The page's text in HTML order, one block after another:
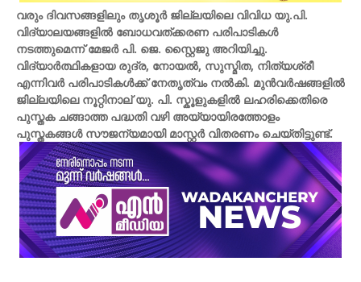
വരും ദിവസങ്ങളിലും തൃശൂർ ജില്ലയിലെ വിവിധ യു.പി.
വിദ്യാലയങ്ങളിൽ ബോധവത്ക്കരണ പരിപാടികൾ
നടത്തുമെന്ന് മേജർ പി. ജെ. സ്റ്റൈജു അറിയിച്ചു.
വിദ്യാർത്ഥികളായ രുദ്ര, നോയൽ, സുസ്മിത, നിത്യശ്രീ
എന്നിവർ പരിപാടികൾക്ക് നേതൃത്വം നൽകി. മുൻവർഷങ്ങളിൽ
ജില്ലയിലെ നൂറ്റിനാല് യു. പി. സ്കൂളുകളിൽ ലഹരിക്കെതിരെ
പുസ്തക ചങ്ങാത്ത പദ്ധതി വഴി അയ്യായിരത്തോളം
പുസ്തകങ്ങൾ സൗജന്യമായി മാസ്റ്റർ വിതരണം ചെയ്തിട്ടുണ്ട്.